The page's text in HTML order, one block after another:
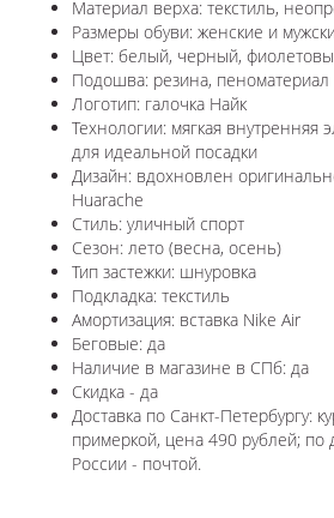
Материал верха: текстиль,
Размеры обуви: женские и
Цвет: белый, черный,
Подошва: резина, пеноматериал
Логотип: галочка Найк
Технологии: мягкая внутренняя
для идеальной посадки
Дизайн: вдохновлен
Huarache
Стиль: уличный спорт
Сезон: лето (весна, осень)
Тип застежки: шнуровка
Подкладка: текстиль
Амортизация: вставка Nike Air
Беговые: да
Наличие в магазине в СПб: да
Скидка - да
Доставка по Санкт-Петербургу:
примеркой, цена 490 рублей; по
России - почтой.